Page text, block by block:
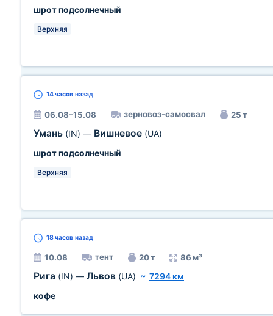
шрот подсолнечный
Верхняя
14 часов назад
06.08–15.08 зерновоз-самосвал 25 т
Умань (IN) — Вишневое (UA)
шрот подсолнечный
Верхняя
18 часов назад
10.08 тент 20 т 86 м³
Рига (IN) — Львов (UA) ~ 7294 км
кофе